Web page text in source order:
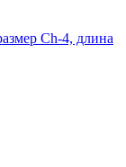
Ch-4, длина